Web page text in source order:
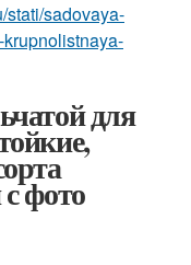
stati/sadovaya-
для
фото